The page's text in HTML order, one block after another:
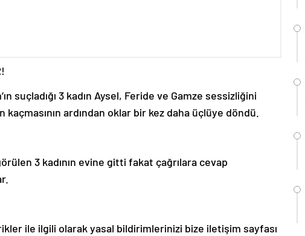
suçladığı 3 kadın Aysel, Feride ve Gamze sessizliğini
kaçmasının ardından oklar bir kez daha üçlüye döndü.
3 kadının evine gitti fakat çağrılara cevap
ile ilgili olarak yasal bildirimlerinizi bize iletişim sayfası